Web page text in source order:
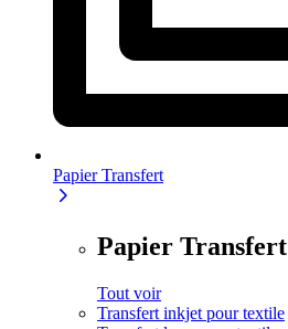
Papier Transfert
Papier Transfert
Tout voir
Transfert inkjet pour textile